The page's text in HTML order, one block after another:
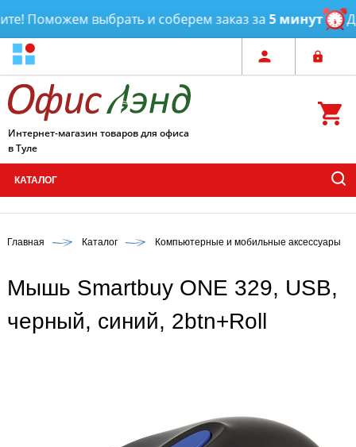
Поможем выбрать и соберем заказ за5 минут
Интернет-магазин товаров для офиса
в Туле
КАТАЛОГ
Главная Каталог Компьютерные и мобильные аксессуары
Мышь Smartbuy ONE 329, USB,
черный, синий, 2btn+Roll